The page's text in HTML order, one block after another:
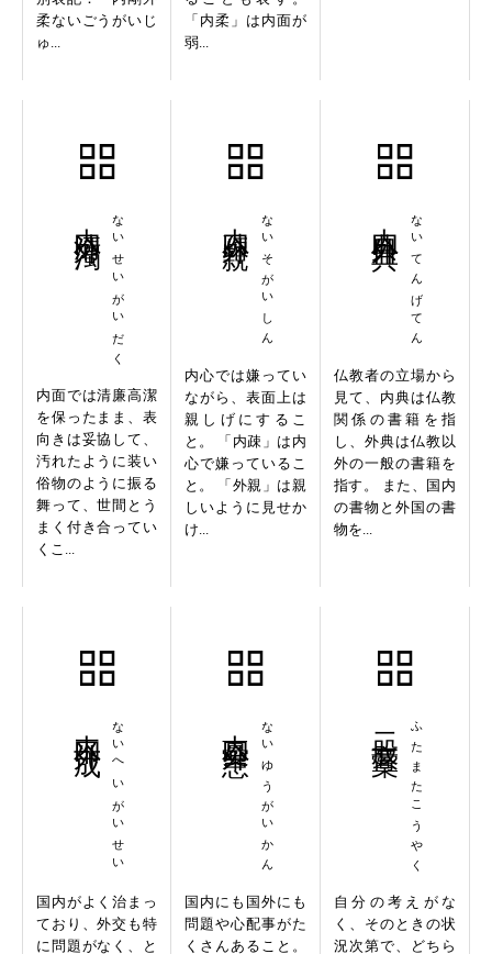
柔ないごうがいじ
ゅ...
「内柔」は内面が
弱...
ないせいがいだく
内面では清廉高潔
を保ったまま、表
向きは妥協して、
汚れたように装い
俗物のように振る
舞って、世間とう
まく付き合ってい
くこ...
ないそがいしん
内心では嫌ってい
ながら、表面上は
親しげにするこ
と。 「内疎」は内
心で嫌っているこ
と。 「外親」は親
しいように見せか
け...
ないてんげてん
仏教者の立場から
見て、内典は仏教
関係の書籍を指
し、外典は仏教以
外の一般の書籍を
指す。 また、国内
の書物と外国の書
物を...
ないへいがいせい
国内がよく治まっ
ており、外交も特
に問題がなく、と
ないゆうがいかん
国内にも国外にも
問題や心配事がた
くさんあること。
ふたまたこうやく
自分の考えがな
く、そのときの状
況次第で、どちら